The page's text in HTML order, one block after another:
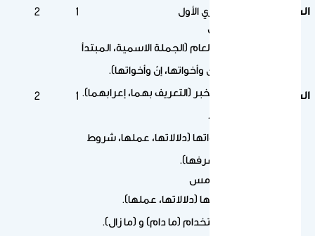
السادس الاختبار الشهري الأول 1
2
السابع
النص الخامس
الموضوع العام (الجملة الاسمية، المبتدأ
والخبر، كان وأخواتها، إنّ وأخواتها).
المبتدأ والخبر (التعريف بهما، إعرابهما).
أنواع الخبر.
(كان) وأخواتها (دلالاتها، عملها، شروط
عملها، تصرفها).
1
2
تابع النص الخامس
(إنَّ) وأخواتها (دلالاتها، عملها).
طريقة استخدام (ما دام) و (ما زال).